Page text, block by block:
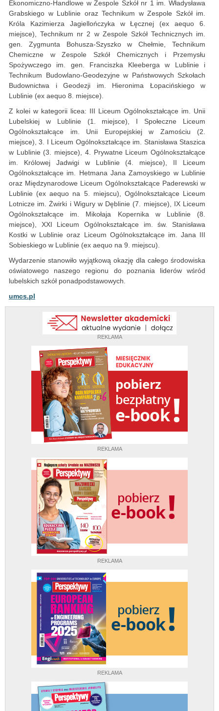
REKLAMA
REKLAMA
REKLAMA
REKLAMA
Ekonomiczno-Handlowe w Zespole Szkół nr 1 im. Władysława
Grabskiego w Lublinie oraz Technikum w Zespole Szkół im.
Króla Kazimierza Jagiellończyka w Łęcznej (ex aequo 6.
miejsce), Technikum nr 2 w Zespole Szkół Technicznych im.
gen. Zygmunta Bohusza-Szyszko w Chełmie, Technikum
Chemiczne w Zespole Szkół Chemicznych i Przemysłu
Spożywczego im. gen. Franciszka Kleeberga w Lublinie i
Technikum Budowlano-Geodezyjne w Państwowych Szkołach
Budownictwa i Geodezji im. Hieronima Łopacińskiego w
Lublinie (ex aequo 8. miejsce).
Z kolei w kategorii licea: III Liceum Ogólnokształcące im. Unii
Lubelskiej w Lublinie (1. miejsce), I Społeczne Liceum
Ogólnokształcące im. Unii Europejskiej w Zamościu (2.
miejsce), 3. I Liceum Ogólnokształcące im. Stanisława Staszica
w Lublinie (3. miejsce), 4. Prywatne Liceum Ogólnokształcące
im. Królowej Jadwigi w Lublinie (4. miejsce), II Liceum
Ogólnokształcące im. Hetmana Jana Zamoyskiego w Lublinie
oraz Międzynarodowe Liceum Ogólnokształcące Paderewski w
Lublinie (ex aequo na 5. miejscu), Ogólnokształcące Liceum
Lotnicze im. Żwirki i Wigury w Dęblinie (7. miejsce), IX Liceum
Ogólnokształcące im. Mikołaja Kopernika w Lublinie (8.
miejsce), XXI Liceum Ogólnokształcące im. św. Stanisława
Kostki w Lublinie oraz Liceum Ogólnokształcące im. Jana III
Sobieskiego w Lublinie (ex aequo na 9. miejscu).
Wydarzenie stanowiło wyjątkową okazję dla całego środowiska
oświatowego naszego regionu do poznania liderów wśród
lubelskich szkół ponadpodstawowych.
umcs.pl